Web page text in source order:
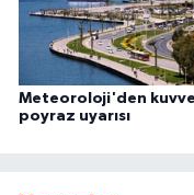
Meteoroloji'den
poyraz uyarısı